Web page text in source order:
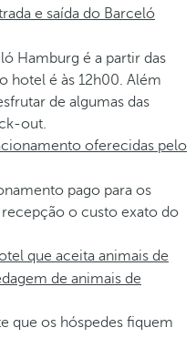
e saída do Barceló
Hamburg é a partir das
hotel é às 12h00. Além
de algumas das
out.
oferecidas pelo
pago para os
o custo exato do
que aceita animais de
de animais de
que os hóspedes fiquem